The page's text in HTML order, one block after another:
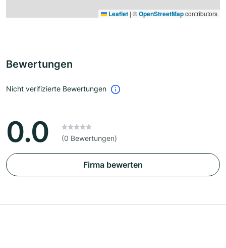
Leaflet | ©OpenStreetMapcontributors
Bewertungen
Nicht verifizierte Bewertungen
0.0 (0 Bewertungen)
Firma bewerten